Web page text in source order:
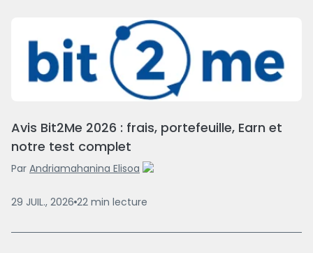
Avis Bit2Me 2026 : frais, portefeuille, Earn et
notre test complet
Par Andriamahanina Elisoa
29 JUIL., 2026 22 min lecture